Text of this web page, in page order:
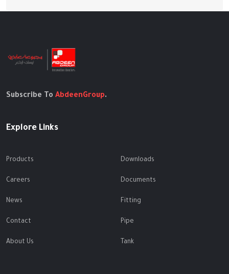
Subscribe To AbdeenGroup.
Explore Links
Products
Careers
News
Contact
About Us
Downloads
Documents
Fitting
Pipe
Tank